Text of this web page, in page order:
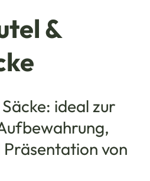
&
ideal zur
Präsentation von